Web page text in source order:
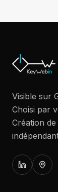
Visible sur
Choisi par
Création